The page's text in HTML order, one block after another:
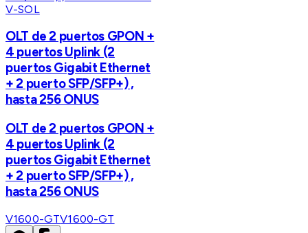
V-SOL
OLT de 2 puertos GPON +
4 puertos Uplink (2
puertos Gigabit Ethernet
+ 2 puerto SFP/SFP+) ,
hasta 256 ONUS
OLT de 2 puertos GPON +
4 puertos Uplink (2
puertos Gigabit Ethernet
+ 2 puerto SFP/SFP+) ,
hasta 256 ONUS
V1600-GTV1600-GT